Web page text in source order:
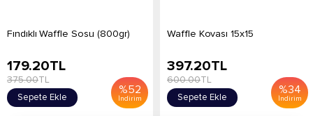
Fındıklı Waffle Sosu (800gr)
%52
İndirim
179.20TL
375.00TL
Sepete Ekle
Waffle Kovası 15x15
%34
İndirim
397.20TL
600.00TL
Sepete Ekle